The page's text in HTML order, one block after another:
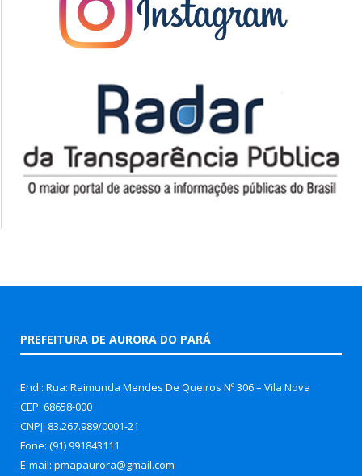
PREFEITURA DE AURORA DO PARÁ
End.: Rua: Raimunda Mendes De Queiros Nº 306 – Vila Nova
CEP: 68658-000
CNPJ: 83.267.989/0001-21
Fone: (91) 991843111
E-mail: pmapaurora@gmail.com